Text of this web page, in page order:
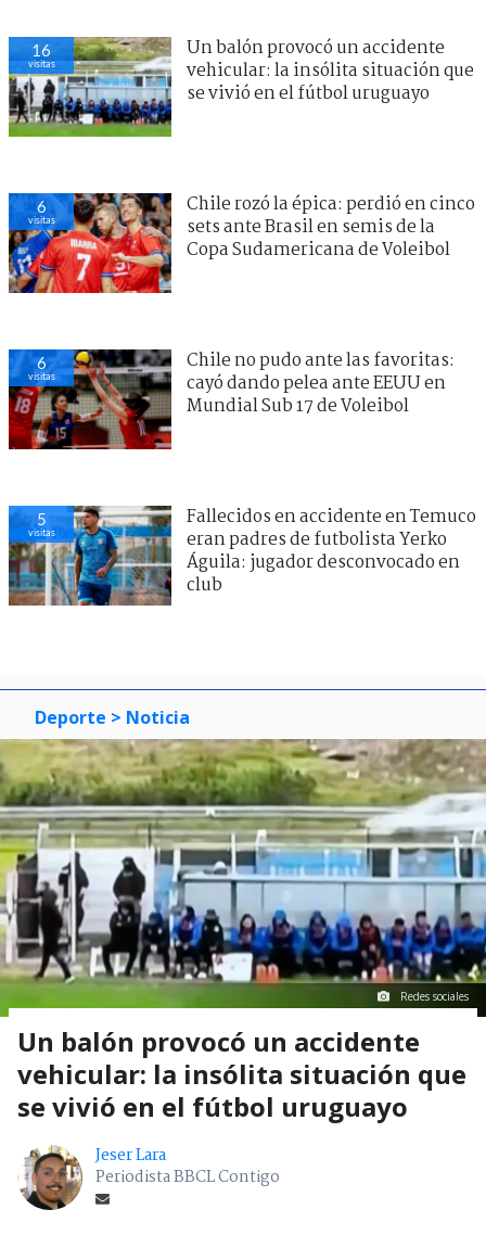
16
visitas
Un balón provocó un accidente
vehicular: la insólita situación que
se vivió en el fútbol uruguayo
6
visitas
Chile rozó la épica: perdió en cinco
sets ante Brasil en semis de la
Copa Sudamericana de Voleibol
6
visitas
Chile no pudo ante las favoritas:
cayó dando pelea ante EEUU en
Mundial Sub 17 de Voleibol
5
visitas
Fallecidos en accidente en Temuco
eran padres de futbolista Yerko
Águila: jugador desconvocado en
club
Deporte > Noticia
Redes sociales
Un balón provocó un accidente
vehicular: la insólita situación que
se vivió en el fútbol uruguayo
Jeser Lara
Periodista BBCL Contigo